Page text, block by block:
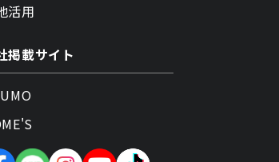
活用
掲載サイト